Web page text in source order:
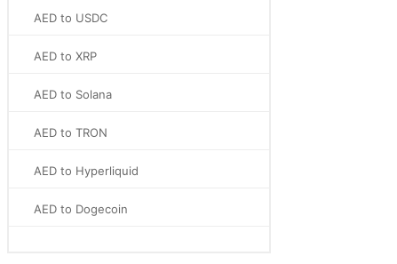
AED to USDC
AED to XRP
AED to Solana
AED to TRON
AED to Hyperliquid
AED to Dogecoin